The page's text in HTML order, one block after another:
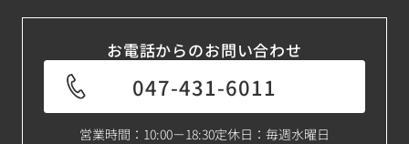
お電話からのお問い合わせ
047-431-6011
営業時間：10:00－18:30定休日：毎週水曜日